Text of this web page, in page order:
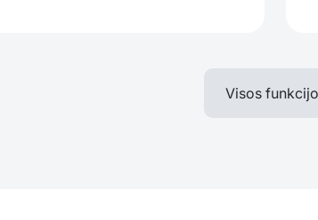
Visos